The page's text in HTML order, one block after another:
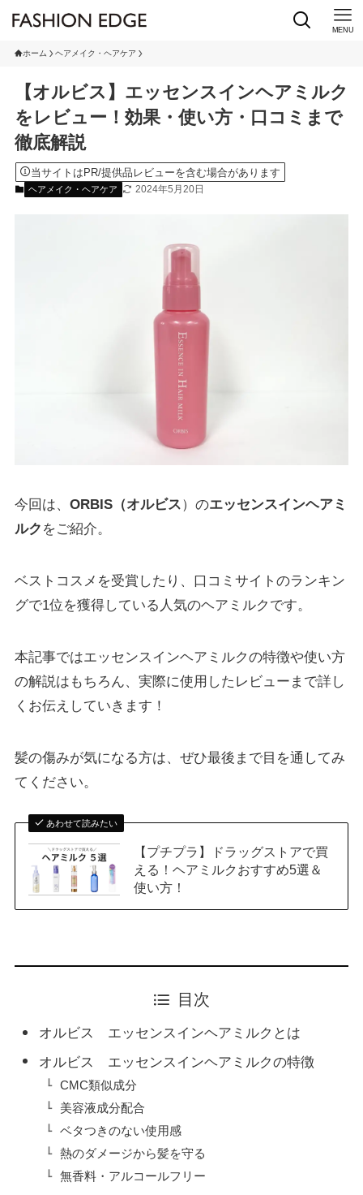
MENU
ホーム ヘアメイク・ヘアケア
【オルビス】エッセンスインヘアミルク
をレビュー！効果・使い方・口コミまで
徹底解説
当サイトはPR/提供品レビューを含む場合があります
ヘアメイク・ヘアケア 2024年5月20日
今回は、 ORBIS（オルビス）のエッセンスインヘアミ
ルク をご紹介。
ベストコスメを受賞したり、口コミサイトのランキン
グで1位を獲得している人気のヘアミルクです。
本記事ではエッセンスインヘアミルクの特徴や使い方
の解説はもちろん、実際に使用したレビューまで詳し
くお伝えしていきます！
髪の傷みが気になる方は、ぜひ最後まで目を通してみ
てください。
あわせて読みたい
【プチプラ】ドラッグストアで買
える！ヘアミルクおすすめ5選＆
使い方！
目次
オルビス エッセンスインヘアミルクとは
オルビス エッセンスインヘアミルクの特徴
CMC類似成分
美容液成分配合
ベタつきのない使用感
熱のダメージから髪を守る
無香料・アルコールフリー